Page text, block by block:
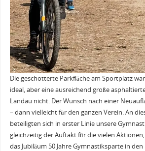
Die geschotterte Parkfläche am Sportplatz
ideal, aber eine ausreichend große
Landau nicht. Der Wunsch nach einer
– dann vielleicht für den ganzen Verein. An
beteiligten sich in erster Linie unsere
gleichzeitig der Auftakt für die vielen
das Jubiläum 50 Jahre Gymnastiksparte in